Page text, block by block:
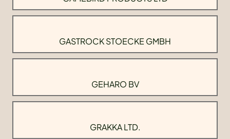
GASTROCK STOECKE GMBH
GEHARO BV
GRAKKA LTD.